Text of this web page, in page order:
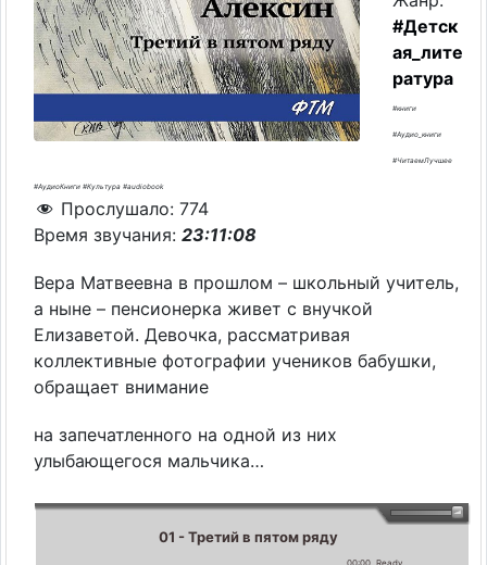
#Детск
ая_лите
ратура
#книги
#Аудио_книги
#ЧитаемЛучшее
#АудиоКниги #Культура #audiobook
Прослушало: 774
Время звучания: 23:11:08
Вера Матвеевна в прошлом – школьный учитель,
а ныне – пенсионерка живет с внучкой
Елизаветой. Девочка, рассматривая
коллективные фотографии учеников бабушки,
обращает внимание
на запечатленного на одной из них
улыбающегося мальчика…
01 - Третий в пятом ряду